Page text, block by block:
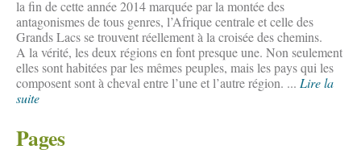
la fin de cette année 2014 marquée par la montée des
antagonismes de tous genres, l’Afrique centrale et celle des
Grands Lacs se trouvent réellement à la croisée des chemins.
A la vérité, les deux régions en font presque une. Non seulement
elles sont habitées par les mêmes peuples, mais les pays qui les
composent sont à cheval entre l’une et l’autre région. ... Lire la
suite
Pages